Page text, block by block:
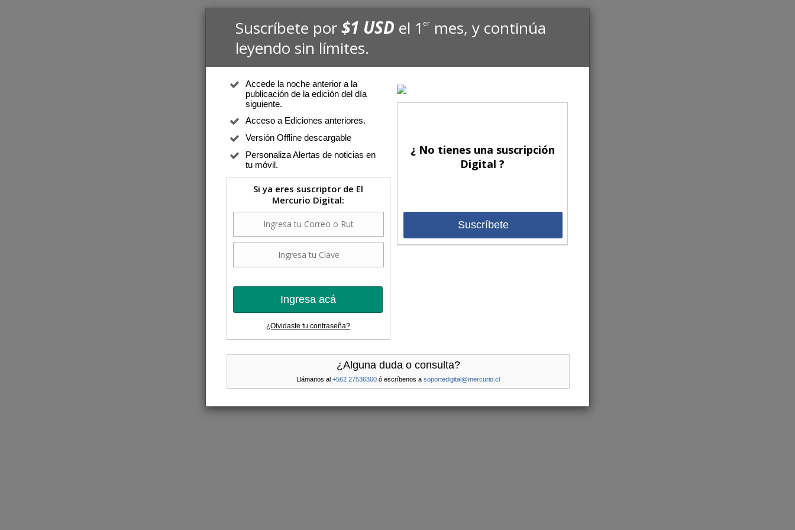
Suscríbete por$1 USD el 1er mes, y continúa
leyendo sin límites.
Accede la noche anterior a la
publicación de la edición del día
siguiente.
Acceso a Ediciones anteriores.
Versión Offline descargable
Personaliza Alertas de noticias en
tu móvil.
Si ya eres suscriptor de El
Mercurio Digital:
Ingresa acá
¿Olvidaste tu contraseña?
¿ No tienes una suscripción
Digital ?
Suscríbete
¿Alguna duda o consulta?
Llámanos al +562 27536300 ó escríbenos a soportedigital@mercurio.cl